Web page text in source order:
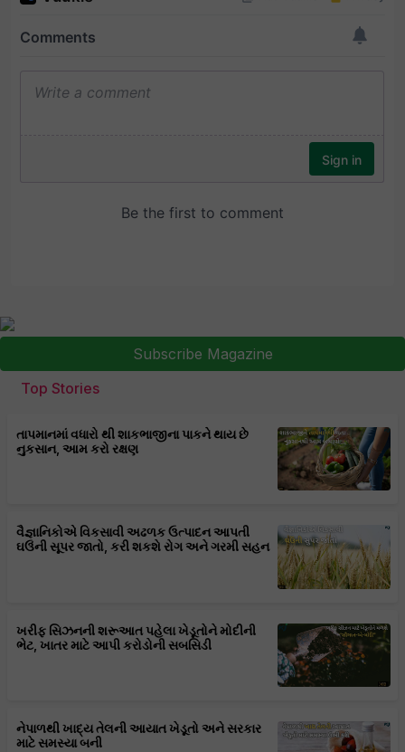
Subscribe Magazine
Top Stories
તાપમાનમાં વધારો થી શાકભાજીના પાકને થાય છે
નુકસાન, આમ કરો રક્ષણ
વૈજ્ઞાનિકોએ વિકસાવી અઢળક ઉત્પાદન આપતી
ઘઉંની સૂપર જાતો, કરી શકશે રોગ અને ગરમી સહન
ખરીફ સિઝનની શરૂઆત પહેલા ખેડૂતોને મોદીની
ભેટ, ખાતર માટે આપી કરોડોની સબસિડી
નેપાળથી ખાદ્ય તેલની આયાત ખેડૂતો અને સરકાર
માટે સમસ્યા બની